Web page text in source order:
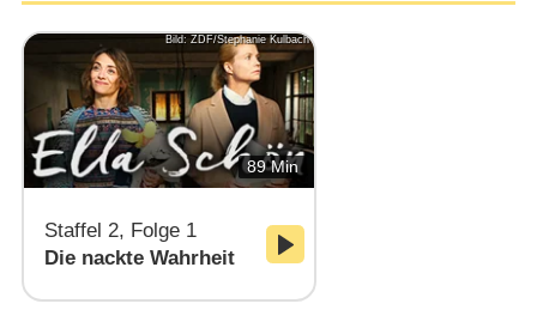
Bild: ZDF/Stephanie Kulbach
89 Min
Staffel 2, Folge 1
Die nackte Wahrheit